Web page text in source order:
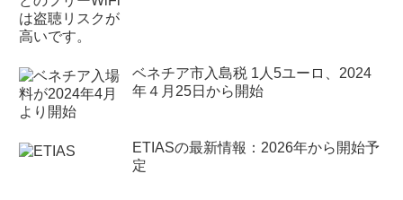
ベネチア市入島税 1人5ユーロ、2024
年４月25日から開始
ETIASの最新情報：2026年から開始予
定